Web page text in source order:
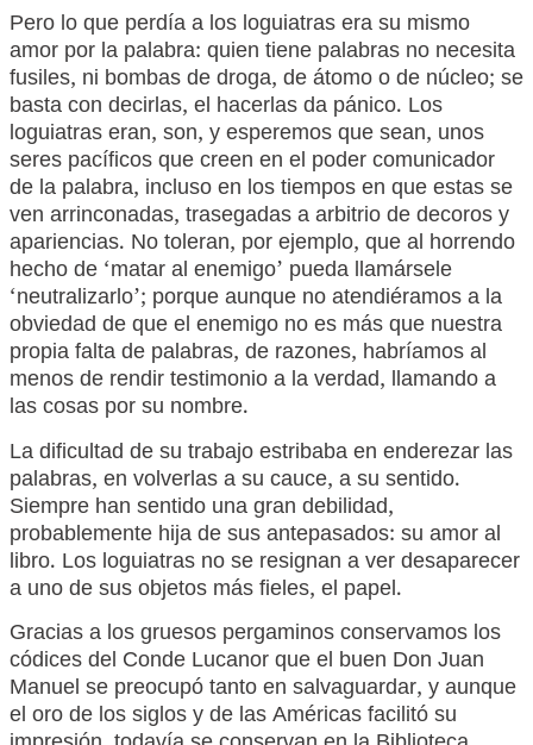
Pero lo que perdía a los loguiatras era su mismo
amor por la palabra: quien tiene palabras no necesita
fusiles, ni bombas de droga, de átomo o de núcleo; se
basta con decirlas, el hacerlas da pánico. Los
loguiatras eran, son, y esperemos que sean, unos
seres pacíficos que creen en el poder comunicador
de la palabra, incluso en los tiempos en que estas se
ven arrinconadas, trasegadas a arbitrio de decoros y
apariencias. No toleran, por ejemplo, que al horrendo
hecho de ‘matar al enemigo’ pueda llamársele
‘neutralizarlo’; porque aunque no atendiéramos a la
obviedad de que el enemigo no es más que nuestra
propia falta de palabras, de razones, habríamos al
menos de rendir testimonio a la verdad, llamando a
las cosas por su nombre.
La dificultad de su trabajo estribaba en enderezar las
palabras, en volverlas a su cauce, a su sentido.
Siempre han sentido una gran debilidad,
probablemente hija de sus antepasados: su amor al
libro. Los loguiatras no se resignan a ver desaparecer
a uno de sus objetos más fieles, el papel.
Gracias a los gruesos pergaminos conservamos los
códices del Conde Lucanor que el buen Don Juan
Manuel se preocupó tanto en salvaguardar, y aunque
el oro de los siglos y de las Américas facilitó su